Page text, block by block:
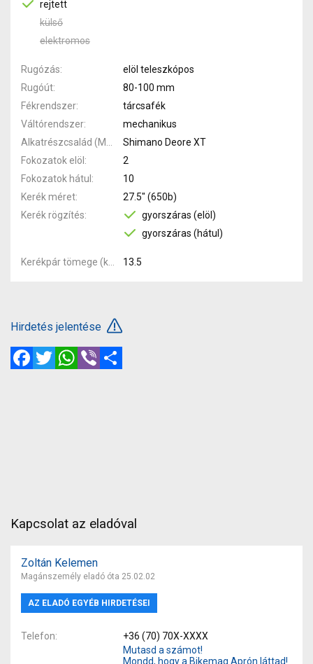
rejtett
külső
elektromos
Rugózás
elöl teleszkópos
Rugóút
80-100 mm
Fékrendszer
tárcsafék
Váltórendszer
mechanikus
Shimano Deore XT
Fokozatok elöl
2
Fokozatok hátul
10
Kerék méret
27.5" (650b)
Kerék rögzítés
gyorszáras (elöl)
gyorszáras (hátul)
13.5
Hirdetés jelentése
FacebookTwitterWhatsApp
Viber
Kapcsolat az eladóval
Zoltán Kelemen
Magánszemély eladó óta 25.02.02
AZ ELADÓ EGYÉB HIRDETÉSEI
Telefon
+36 (70) 70X-XXXX
Mutasd a számot!
Mondd, hogy a Bikemag Aprón láttad!